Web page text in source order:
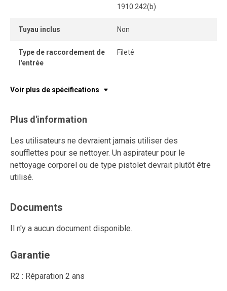
1910.242(b)
Tuyau inclus Non
Type de raccordement de
l'entrée
Fileté
Voir plus de spécifications
Plus d'information
Les utilisateurs ne devraient jamais utiliser des
soufflettes pour se nettoyer. Un aspirateur pour le
nettoyage corporel ou de type pistolet devrait plutôt être
utilisé.
Documents
Il n'y a aucun document disponible.
Garantie
R2 : Réparation 2 ans